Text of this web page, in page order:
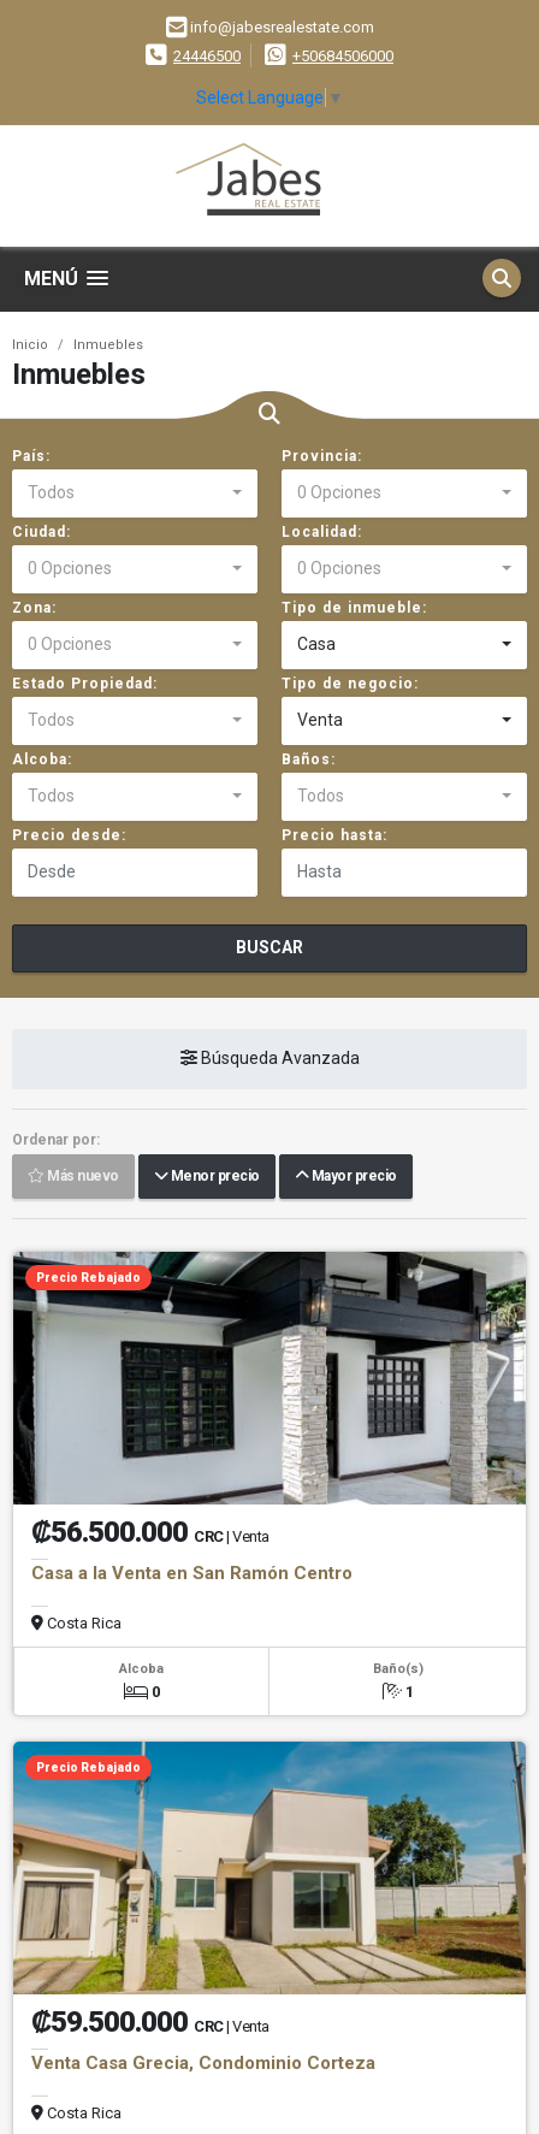
info@jabesrealestate.com
24446500
+50684506000
Select Language ▼
MENÚ
Inicio Inmuebles
Inmuebles
País:
Todos
Provincia:
0 Opciones
Ciudad:
0 Opciones
Localidad:
0 Opciones
Zona:
0 Opciones
Tipo de inmueble:
Casa
Estado Propiedad:
Todos
Tipo de negocio:
Venta
Alcoba:
Todos
Baños:
Todos
Precio desde: Precio hasta:
BUSCAR
Búsqueda Avanzada
Ordenar por:
Más nuevo Menor precio Mayor precio
Precio Rebajado
₡56.500.000 CRC| Venta
Casa a la Venta en San Ramón Centro
Costa Rica
Alcoba
0
Baño(s)
1
Precio Rebajado
₡59.500.000 CRC| Venta
Venta Casa Grecia, Condominio Corteza
Costa Rica